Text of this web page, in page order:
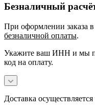
Безналичный
При оформлении заказа
безналичной оплаты.
Укажите ваш ИНН и мы
код на оплату.
Доставка